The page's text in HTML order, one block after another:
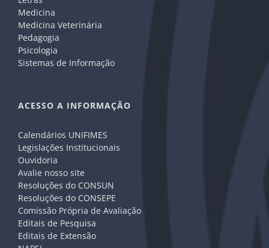
Medicina
Medicina Veterinária
Pedagogia
Psicologia
Sistemas de Informação
ACESSO A INFORMAÇÃO
Calendários UNIFIMES
Legislações Institucionais
Ouvidoria
Avalie nosso site
Resoluções do CONSUN
Resoluções do CONSEPE
Comissão Própria de Avaliação
Editais de Pesquisa
Editais de Extensão